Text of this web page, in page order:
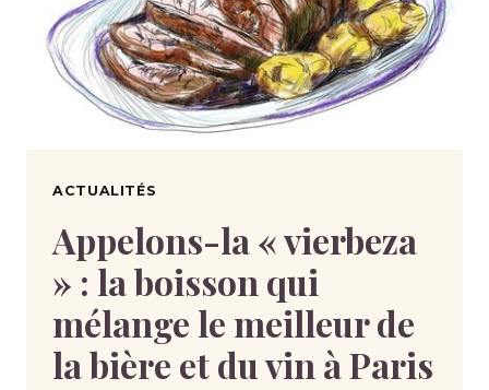
ACTUALITÉS
Appelons-la « vierbeza
» : la boisson qui
mélange le meilleur de
la bière et du vin à Paris